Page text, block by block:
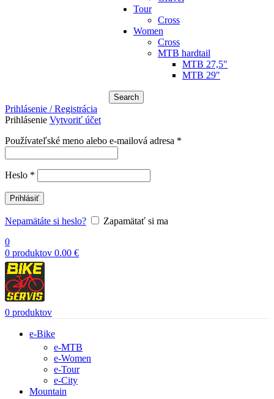
Tour
Cross
Women
Cross
MTB hardtail
MTB 27,5"
MTB 29"
Search
Prihlásenie / Registrácia
Prihlásenie Vytvoriť účet
Používateľské meno alebo e-mailová adresa *
Heslo *
Prihlásiť
Nepamätáte si heslo?
Zapamätať si ma
0
0 produktov 0.00 €
0 produktov
e-Bike
e-MTB
e-Women
e-Tour
e-City
Mountain